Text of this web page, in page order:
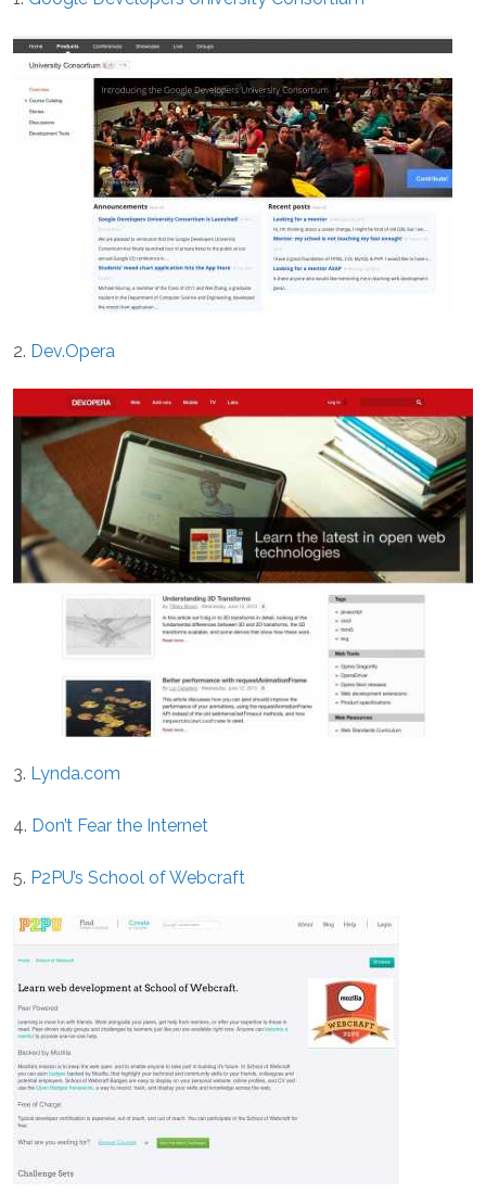
2. Dev.Opera
3. Lynda.com
4. Don’t Fear the Internet
5. P2PU’s School of Webcraft